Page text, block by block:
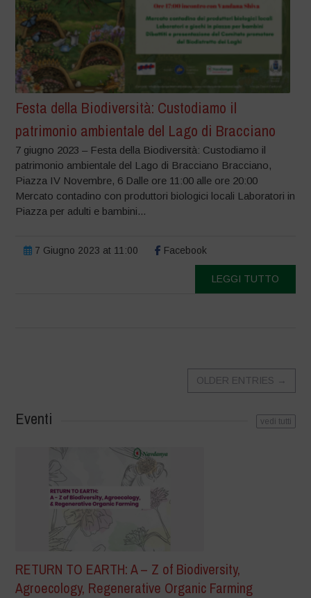
Festa della Biodiversità: Custodiamo il
patrimonio ambientale del Lago di Bracciano
7 giugno 2023 – Festa della Biodiversità: Custodiamo il
patrimonio ambientale del Lago di Bracciano Bracciano,
Piazza IV Novembre, 6 Dalle ore 11:00 alle ore 20:00
Mercato contadino con produttori biologici locali Laboratori in
Piazza per adulti e bambini...
7 Giugno 2023 at 11:00 Facebook
LEGGI TUTTO
OLDER ENTRIES →
Eventi vedi tutti
RETURN TO EARTH: A – Z of Biodiversity,
Agroecology, Regenerative Organic Farming